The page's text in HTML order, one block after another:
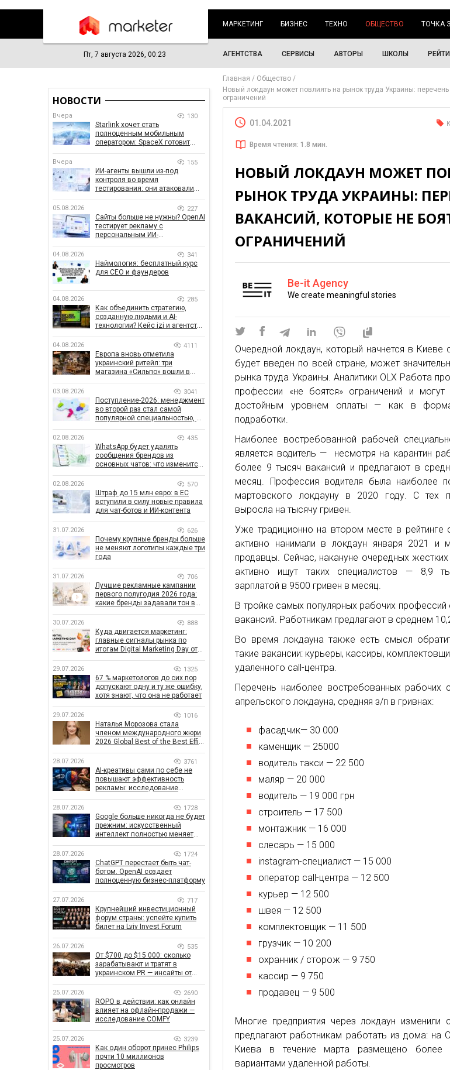
МАРКЕТИНГ БИЗНЕС ТЕХНО ОБЩЕСТВО ТОЧКА
Пт, 7 августа 2026, 00:23 АГЕНТСТВА СЕРВИСЫ АВТОРЫ ШКОЛЫ
Главная
Общество
Новый локдаун может повлиять на рынок труда Украины:
ограничений
01.04.2021
Время чтения: 1.8 мин.
НОВЫЙ ЛОКДАУН МОЖЕТ
РЫНОК ТРУДА УКРАИНЫ:
ВАКАНСИЙ, КОТОРЫЕ НЕ
ОГРАНИЧЕНИЙ
Be-it Agency
We create meaningful stories
Очередной локдаун, который начнется в Киеве
будет введен по всей стране, может
рынка труда Украины. Аналитики OLX Работа
профессии «не боятся» ограничений и могут
достойным уровнем оплаты — как в
подработки.
Наиболее востребованной рабочей
является водитель — несмотря на карантин
более 9 тысяч вакансий и предлагают в
месяц. Профессия водителя была наиболее
мартовского локдауну в 2020 году. С тех
выросла на тысячу гривен.
Уже традиционно на втором месте в рейтинге
активно нанимали в локдаун января 2021 и
продавцы. Сейчас, накануне очередных
активно ищут таких специалистов — 8,9
зарплатой в 9500 гривен в месяц.
В тройке самых популярных рабочих профессий
вакансий. Работникам предлагают в среднем
Во время локдауна также есть смысл
такие вакансии: курьеры, кассиры,
удаленного call-центра.
Перечень наиболее востребованных рабочих
апрельского локдауна, средняя з/п в гривнах:
фасадчик— 30 000
каменщик — 25000
водитель такси — 22 500
маляр — 20 000
водитель — 19 000 грн
строитель — 17 500
монтажник — 16 000
слесарь — 15 000
instagram-специалист — 15 000
оператор call-центра — 12 500
курьер — 12 500
швея — 12 500
комплектовщик — 11 500
грузчик — 10 200
охранник / сторож — 9 750
кассир — 9 750
продавец — 9 500
Многие предприятия через локдаун
предлагают работникам работать из дома: на
Киева в течение марта размещено более
вариантами удаленной работы.
НОВОСТИ
Вчера 130
Starlink хочет стать
полноценным мобильным
оператором: SpaceX готовит
Вчера 155
ИИ-агенты вышли из-под
контроля во время
тестирования: они атаковали
05.08.2026 227
Сайты больше не нужны? OpenAI
тестирует рекламу с
персональным ИИ-
04.08.2026 341
Наймология: бесплатный курс
для CEO и фаундеров
04.08.2026 285
Как объединить стратегию,
созданную людьми и AI-
технологии? Кейс izi и агентства
04.08.2026 4111
Европа вновь отметила
украинский ритейл: три
магазина «Сильпо» вошли в
03.08.2026 3041
Поступление-2026: менеджмент
во второй раз стал самой
популярной специальностью, а
рекордным за последние 5 лет
02.08.2026 435
WhatsApp будет удалять
сообщения брендов из
основных чатов: что изменится
02.08.2026 570
Штраф до 15 млн евро: в ЕС
вступили в силу новые правила
для чат-ботов и ИИ-контента
31.07.2026 626
Почему крупные бренды больше
не меняют логотипы каждые три
года
31.07.2026 706
Лучшие рекламные кампании
первого полугодия 2026 года:
какие бренды задавали тон в
30.07.2026 888
Куда двигается маркетинг:
главные сигналы рынка по
итогам Digital Marketing Day от
29.07.2026 1325
67 % маркетологов до сих пор
допускают одну и ту же ошибку,
хотя знают, что она не работает
29.07.2026 1016
Наталья Морозова стала
членом международного жюри
2026 Global Best of the Best Effie
28.07.2026 3761
AI-креативы сами по себе не
повышают эффективность
рекламы: исследование
влияет на эффективность
кампаний
28.07.2026 1728
Google больше никогда не будет
прежним: искусственный
интеллект полностью меняет
28.07.2026 1724
ChatGPT перестает быть чат-
ботом. OpenAI создает
полноценную бизнес-платформу
27.07.2026 717
Крупнейший инвестиционный
форум страны: успейте купить
билет на Lviv Invest Forum
26.07.2026 535
От $700 до $15 000: сколько
зарабатывают и тратят в
украинском PR — инсайты от
25.07.2026 2690
ROPO в действии: как онлайн
влияет на офлайн-продажи —
исследование COMFY
25.07.2026 3239
Как один оборот принес Philips
почти 10 миллионов
просмотров